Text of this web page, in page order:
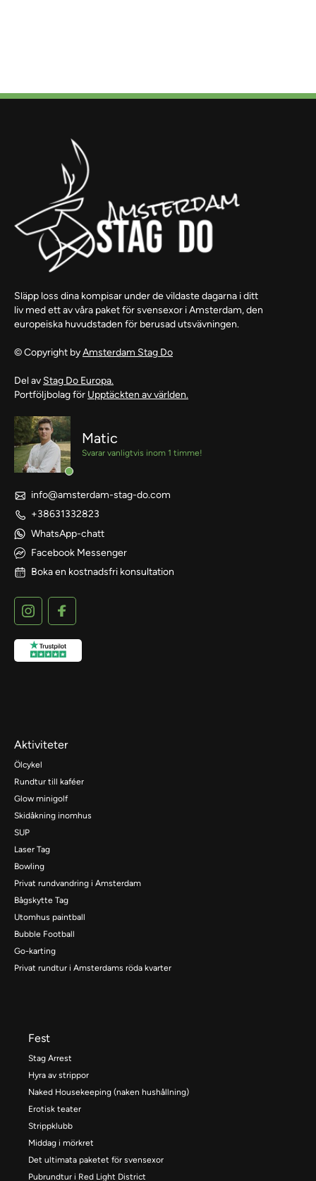
Släpp loss dina kompisar under de vildaste dagarna i ditt
liv med ett av våra paket för svensexor i Amsterdam, den
europeiska huvudstaden för berusad utsvävningen.
© Copyright byAmsterdam Stag Do
Del av Stag Do Europa.
Portföljbolag för Upptäckten av världen.
Matic
Svarar vanligtvis inom 1 timme!
info@amsterdam-stag-do.com
+38631332823
WhatsApp-chatt
Facebook Messenger
Boka en kostnadsfri konsultation
Aktiviteter
Ölcykel
Rundtur till kaféer
Glow minigolf
Skidåkning inomhus
SUP
Laser Tag
Bowling
Privat rundvandring i Amsterdam
Bågskytte Tag
Utomhus paintball
Bubble Football
Go-karting
Privat rundtur i Amsterdams röda kvarter
Fest
Stag Arrest
Hyra av strippor
Naked Housekeeping (naken hushållning)
Erotisk teater
Strippklubb
Middag i mörkret
Det ultimata paketet för svensexor
Pubrundtur i Red Light District